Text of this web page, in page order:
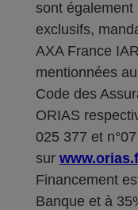
sont
exclusifs,
AXA France
mentionnées
Code des
ORIAS
025 377 et
sur
Financement
Banque et à